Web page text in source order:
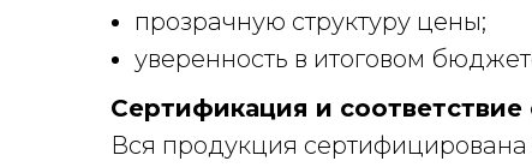
прозрачную структуру цены;
уверенность в итоговом
Сертификация и соответствие
Вся продукция сертифицирована